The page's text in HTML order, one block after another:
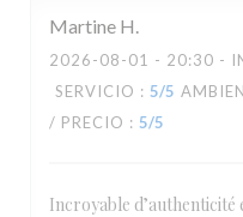
Martine H
2026-08-01 - 20:30 -
SERVICIO : 5/5
/ PRECIO : 5/5
Incroyable d’authenticité